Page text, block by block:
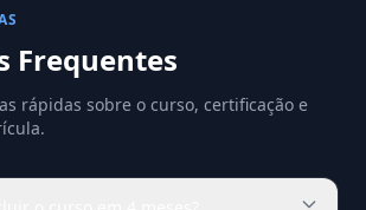
Frequentes
rápidas sobre o curso, certificação e